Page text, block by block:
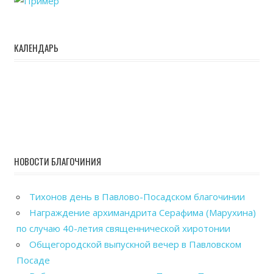
КАЛЕНДАРЬ
НОВОСТИ БЛАГОЧИНИЯ
Тихонов день в Павлово-Посадском благочинии
Награждение архимандрита Серафима (Марухина)
по случаю 40-летия священнической хиротонии
Общегородской выпускной вечер в Павловском
Посаде